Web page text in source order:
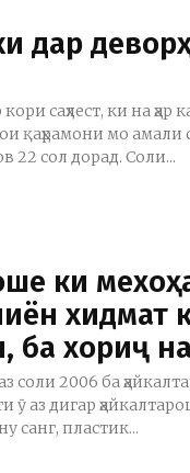
дар
саҳлест, ки на ҳар
қаҳрамони мо амали
сол дорад. Соли...
ки
хидмат
ба хориҷ
соли 2006 ба
ӯ аз дигар
санг, пластик...